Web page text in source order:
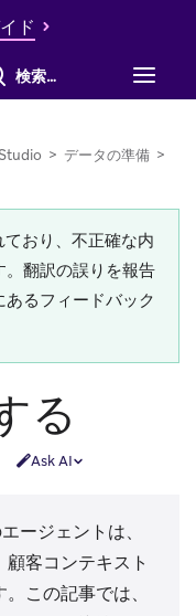
ド
検索
> データの準備 >
おり、不正確な内
翻訳の誤りを報告
るフィードバック
る
Ask AI
ジェントは、
客コンテキスト
この記事では、